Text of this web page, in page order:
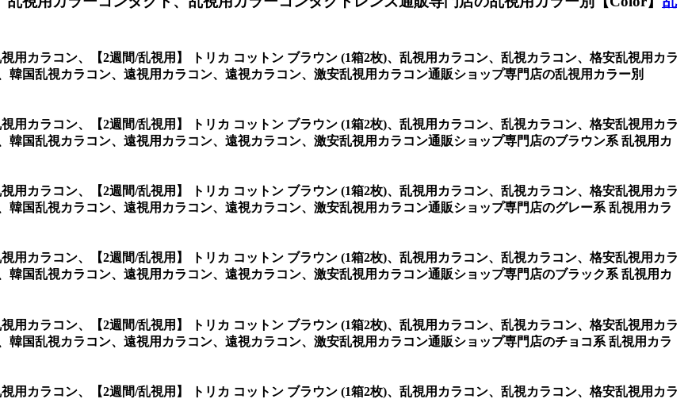
用カラコン、
【2週間/乱視用】 トリカ コットン ブラウン (1箱2枚)、乱視用カラコン、乱視カラコン、格安乱視用カラ
国乱視カラコン、遠視用カラコン、遠視カラコン、激安乱視用カラコン通販ショップ専門店の乱視用カラー別
用カラコン、
【2週間/乱視用】 トリカ コットン ブラウン (1箱2枚)、乱視用カラコン、乱視カラコン、格安乱視用カラ
韓国乱視カラコン、遠視用カラコン、遠視カラコン、激安乱視用カラコン通販ショップ専門店のブラウン系 乱視用カ
用カラコン、
【2週間/乱視用】 トリカ コットン ブラウン (1箱2枚)、乱視用カラコン、乱視カラコン、格安乱視用カラ
韓国乱視カラコン、遠視用カラコン、遠視カラコン、激安乱視用カラコン通販ショップ専門店のグレー系 乱視用カラ
用カラコン、
【2週間/乱視用】 トリカ コットン ブラウン (1箱2枚)、乱視用カラコン、乱視カラコン、格安乱視用カラ
韓国乱視カラコン、遠視用カラコン、遠視カラコン、激安乱視用カラコン通販ショップ専門店のブラック系 乱視用カ
用カラコン、
【2週間/乱視用】 トリカ コットン ブラウン (1箱2枚)、乱視用カラコン、乱視カラコン、格安乱視用カラ
韓国乱視カラコン、遠視用カラコン、遠視カラコン、激安乱視用カラコン通販ショップ専門店のチョコ系 乱視用カラ
用カラコン、
【2週間/乱視用】 トリカ コットン ブラウン (1箱2枚)、乱視用カラコン、乱視カラコン、格安乱視用カラ